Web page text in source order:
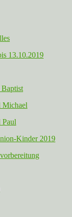
13.10.2019
Michael
Paul
Kinder 2019